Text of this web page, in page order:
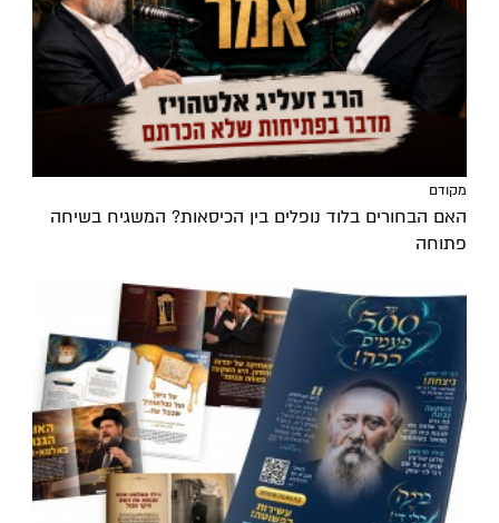
מקודם
האם הבחורים בלוד נופלים בין הכיסאות? המשגיח בשיחה
פתוחה